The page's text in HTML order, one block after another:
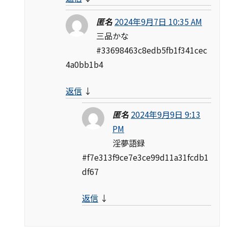
匿名 2024年9月7日 10:35 AM
三品かな
#33698463c8edb5fb1f341cec
4a0bb1b4
返信 ↓
匿名 2024年9月9日 9:13
PM
淫夢語録
#f7e313f9ce7e3ce99d11a31fcdb1
df67
返信 ↓